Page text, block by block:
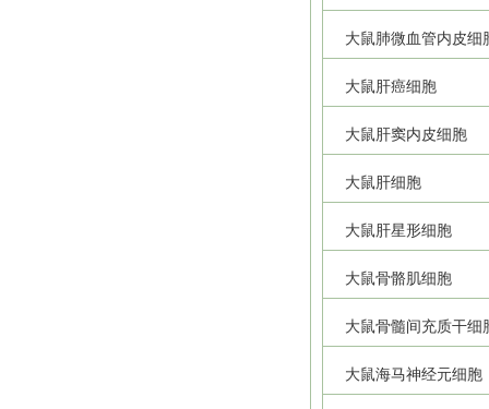
大鼠肺微血管内皮细
大鼠肝癌细胞
大鼠肝窦内皮细胞
大鼠肝细胞
大鼠肝星形细胞
大鼠骨骼肌细胞
大鼠骨髓间充质干细
大鼠海马神经元细胞